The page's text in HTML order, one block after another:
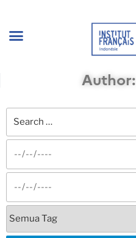
Author: